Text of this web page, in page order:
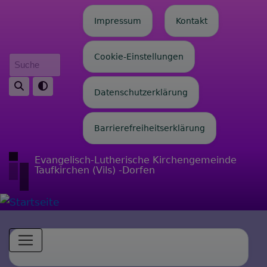
Suche
Fußbereichsmenü
Impressum Kontakt
Cookie-Einstellungen
Datenschutzerklärung
Barrierefreiheitserklärung
Evangelisch-Lutherische Kirchengemeinde
Taufkirchen (Vils) -Dorfen
Hauptnavigation